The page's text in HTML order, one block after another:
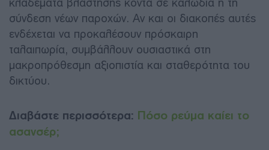
σύνδεση νέων παροχών. Αν και οι διακοπές αυτές
ενδέχεται να προκαλέσουν πρόσκαιρη
ταλαιπωρία, συμβάλλουν ουσιαστικά στη
μακροπρόθεσμη αξιοπιστία και σταθερότητα του
δικτύου.
Διαβάστε περισσότερα: Πόσο ρεύμα καίει το
ασανσέρ;